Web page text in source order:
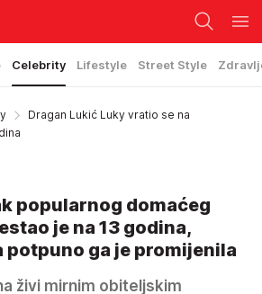
Celebrity Lifestyle Street Style
Dragan Lukić Luky vratio se na
popularnog domaćeg
je na 13 godina,
potpuno ga je promijenila
živi mirnim obiteljskim